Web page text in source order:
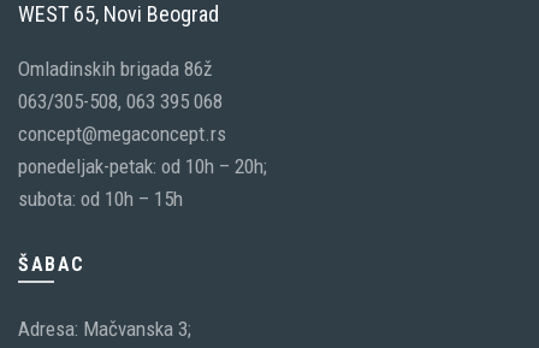
WEST 65, Novi Beograd
Omladinskih brigada 86ž
063/305-508, 063 395 068
concept@megaconcept.rs
ponedeljak-petak: od 10h – 20h;
subota: od 10h – 15h
ŠABAC
Adresa: Mačvanska 3;